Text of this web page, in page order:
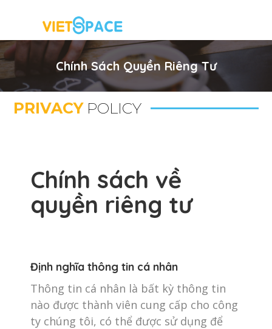
Chính Sách Quyền Riêng Tư
PRIVACYPOLICY
Chính sách về
quyền riêng tư
Định nghĩa thông tin cá nhân
Thông tin cá nhân là bất kỳ thông tin
nào được thành viên cung cấp cho công
ty chúng tôi, có thể được sử dụng để